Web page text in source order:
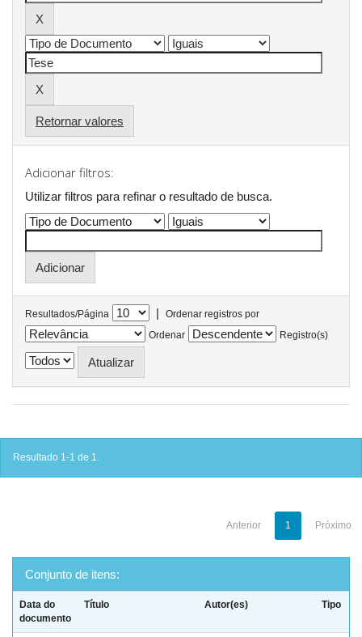
Retornar valores
Adicionar filtros:
Utilizar filtros para refinar o resultado de busca.
Resultados/Página |
Ordenar registros por
Ordenar
Registro(s)
Resultado 1-1 de 1.
Anterior 1 Próximo
Conjunto de itens:
Data do
documento
Título Autor(es) Tipo